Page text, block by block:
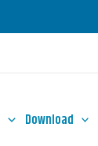
Download